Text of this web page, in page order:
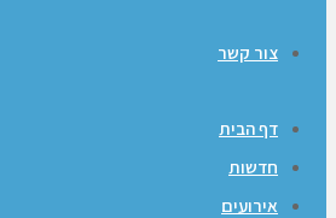
צור קשר
דף הבית
חדשות
אירועים